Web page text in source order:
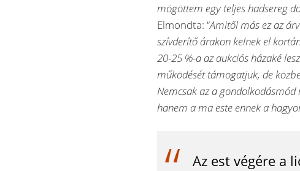
mögöttem egy teljes hadsereg
Elmondta: “Amitől más ez az
szívderítő árakon kelnek el
20-25 %-a az aukciós házaké
működését támogatjuk, de
Nemcsak az a
hanem a ma este ennek a
Az est végére a